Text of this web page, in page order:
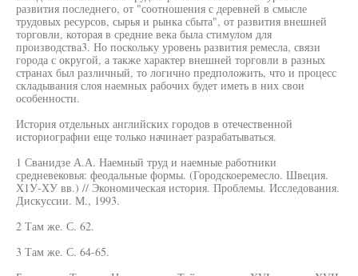
развития последнего, от "соотношения с деревней в смысле
трудовых ресурсов, сырья и рынка сбыта", от развития внешней
торговли, которая в средние века была стимулом для
производства3. Но поскольку уровень развития ремесла, связи
города с округой, а также характер внешней торговли в разных
странах был различный, то логично предположить, что и процесс
складывания слоя наемных рабочих будет иметь в них свои
особенности.
История отдельных английских городов в отечественной
историографии еще только начинает разрабатываться.
1 Сванидзе А.А. Наемный труд и наемные работники
средневековья: феодальные формы. (Городскоеремесло. Швеция.
Х1У-ХУ вв.) // Экономическая история. Проблемы. Исследования.
Дискуссии. М., 1993.
2 Там же. С. 62.
3 Там же. С. 64-65.